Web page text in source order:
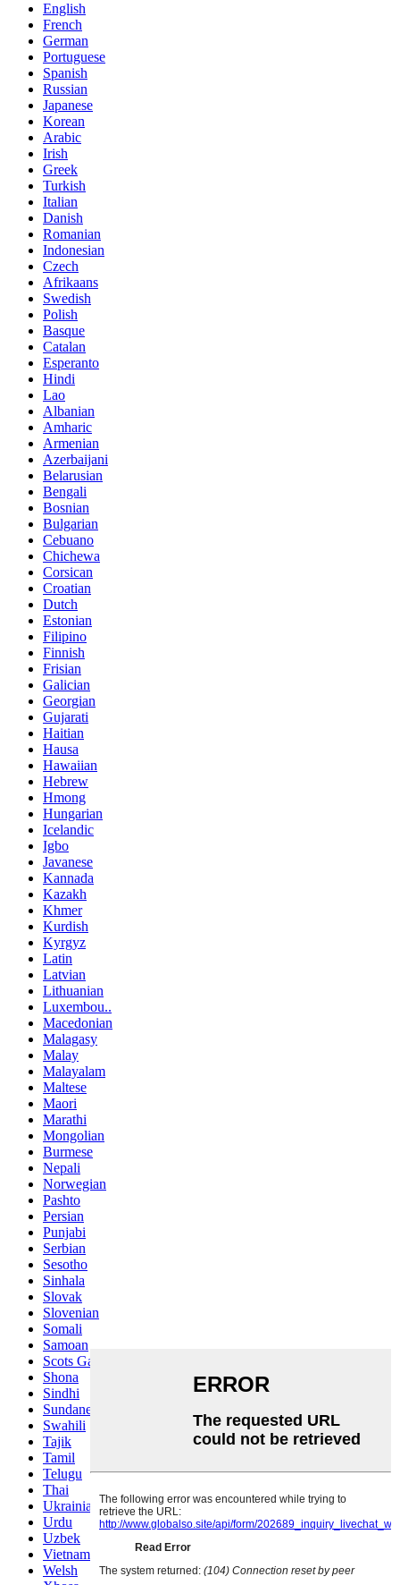
English
French
German
Portuguese
Spanish
Russian
Japanese
Korean
Arabic
Irish
Greek
Turkish
Italian
Danish
Romanian
Indonesian
Czech
Afrikaans
Swedish
Polish
Basque
Catalan
Esperanto
Hindi
Lao
Albanian
Amharic
Armenian
Azerbaijani
Belarusian
Bengali
Bosnian
Bulgarian
Cebuano
Chichewa
Corsican
Croatian
Dutch
Estonian
Filipino
Finnish
Frisian
Galician
Georgian
Gujarati
Haitian
Hausa
Hawaiian
Hebrew
Hmong
Hungarian
Icelandic
Igbo
Javanese
Kannada
Kazakh
Khmer
Kurdish
Kyrgyz
Latin
Latvian
Lithuanian
Luxembou..
Macedonian
Malagasy
Malay
Malayalam
Maltese
Maori
Marathi
Mongolian
Burmese
Nepali
Norwegian
Pashto
Persian
Punjabi
Serbian
Sesotho
Sinhala
Slovak
Slovenian
Somali
Samoan
Scots Gaelic
Shona
Sindhi
Sundanese
Swahili
Tajik
Tamil
Telugu
Thai
Ukrainian
Urdu
Uzbek
Vietnamese
Welsh